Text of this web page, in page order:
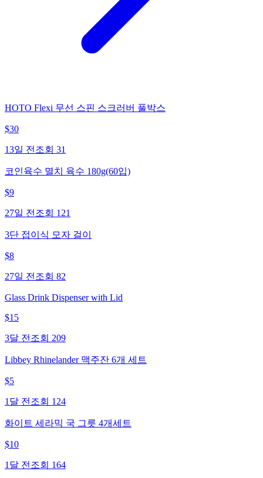
HOTO Flexi 무선 스핀 스크러버 풀박스
$30
13일 전 조회 31
코인육수 멸치 육수 180g(60입)
$9
27일 전 조회 121
3단 접이식 모자 걸이
$8
27일 전 조회 82
Glass Drink Dispenser with Lid
$15
3달 전 조회 209
Libbey Rhinelander 맥주잔 6개 세트
$5
1달 전 조회 124
화이트 세라믹 국 그릇 4개세트
$10
1달 전 조회 164